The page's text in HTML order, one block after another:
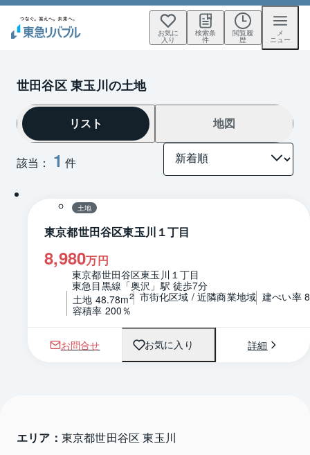
お気に
入り
検索条
件
閲覧履
歴
メ
ニュー
世田谷区 東玉川の土地
該当： 1 件
リスト 地図
1 / 0 区画図
土地
東京都世田谷区東玉川１丁目
8,980万円
東京都世田谷区東玉川１丁目
東急目黒線「奥沢」駅 徒歩7分
土地 48.78m2 市街化区域 / 近隣商業地域 建ぺい率
容積率 200％
お問合せ お気に入り 詳細
エリア： 東京都世田谷区 東玉川